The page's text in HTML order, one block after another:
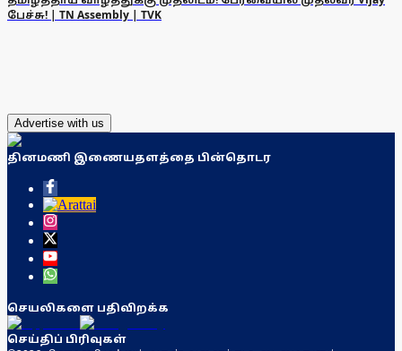
பேச்சு! | TN Assembly | TVK
Advertise with us
தினமணி இணையதளத்தை பின்தொடர
செயலிகளை பதிவிறக்க
செய்திப் பிரிவுகள்